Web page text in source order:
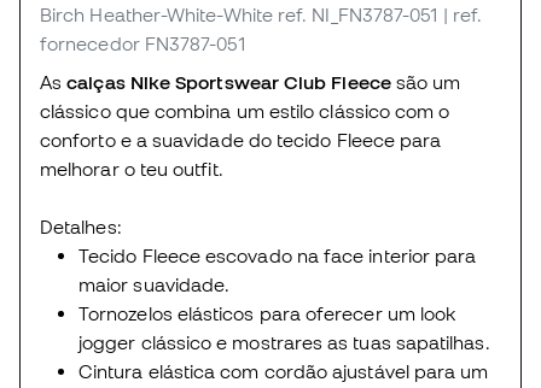
Birch Heather-White-White ref. NI_FN3787-051 | ref.
fornecedor FN3787-051
As calças Nike Sportswear Club Fleecesão um
clássico que combina um estilo clássico com o
conforto e a suavidade do tecido Fleece para
melhorar o teu outfit.
Detalhes:
Tecido Fleece escovado na face interior para
maior suavidade.
Tornozelos elásticos para oferecer um look
jogger clássico e mostrares as tuas sapatilhas.
Cintura elástica com cordão ajustável para um